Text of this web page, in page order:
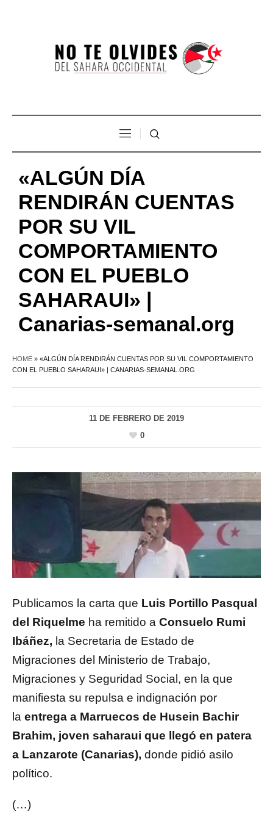
«ALGÚN DÍA
RENDIRÁN CUENTAS
POR SU VIL
COMPORTAMIENTO
CON EL PUEBLO
SAHARAUI» |
Canarias-semanal.org
HOME » «ALGÚN DÍA RENDIRÁN CUENTAS POR SU VIL COMPORTAMIENTO
CON EL PUEBLO SAHARAUI» | CANARIAS-SEMANAL.ORG
11 DE FEBRERO DE 2019
0
Publicamos la carta que Luis Portillo Pasqual
del Riquelme ha remitido a Consuelo Rumi
Ibáñez, la Secretaria de Estado de
Migraciones del Ministerio de Trabajo,
Migraciones y Seguridad Social, en la que
manifiesta su repulsa e indignación por
la entrega a Marruecos de Husein Bachir
Brahim, joven saharaui que llegó en patera
a Lanzarote (Canarias), donde pidió asilo
político.
(…)